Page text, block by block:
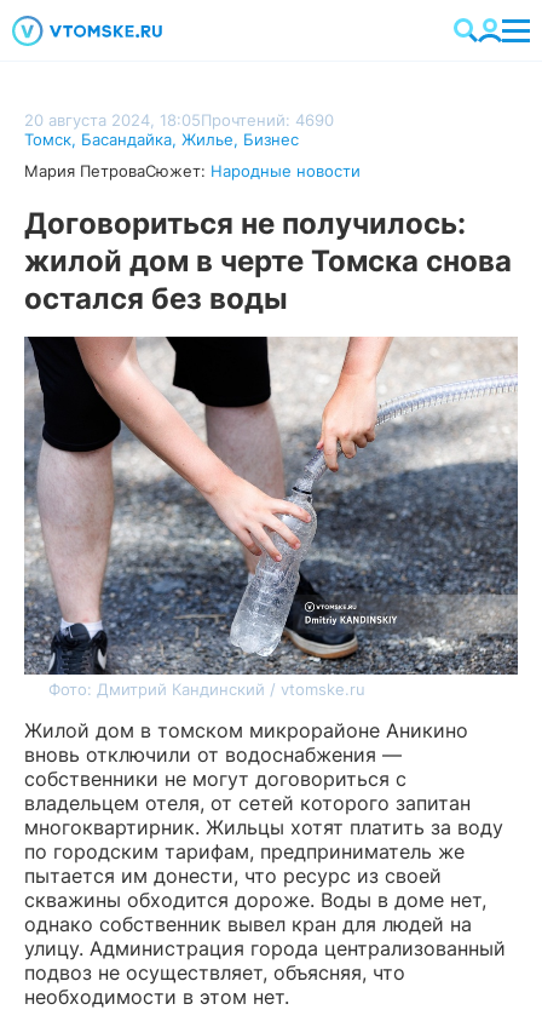
20 августа 2024, 18:05Прочтений: 4690
Томск, Басандайка, Жилье, Бизнес
Мария ПетроваСюжет: Народные новости
Договориться не получилось:
жилой дом в черте Томска снова
остался без воды
Фото: Дмитрий Кандинский / vtomske.ru
Жилой дом в томском микрорайоне Аникино
вновь отключили от водоснабжения —
собственники не могут договориться с
владельцем отеля, от сетей которого запитан
многоквартирник. Жильцы хотят платить за воду
по городским тарифам, предприниматель же
пытается им донести, что ресурс из своей
скважины обходится дороже. Воды в доме нет,
однако собственник вывел кран для людей на
улицу. Администрация города централизованный
подвоз не осуществляет, объясняя, что
необходимости в этом нет.